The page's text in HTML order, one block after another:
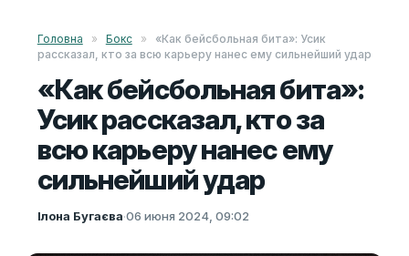
Головна » Бокс »
«Как бейсбольная бита»: Усик
рассказал, кто за всю карьеру нанес ему сильнейший удар
«Как бейсбольная бита»:
Усик рассказал, кто за
всю карьеру нанес ему
сильнейший удар
Ілона Бугаєва·06 июня 2024, 09:02